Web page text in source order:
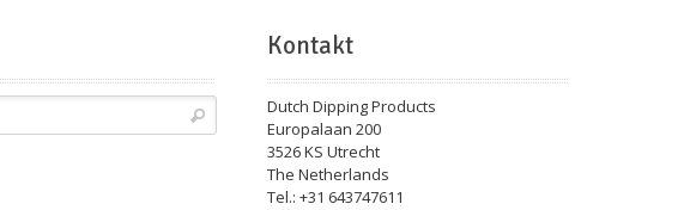
Kontakt
Dutch Dipping Products
Europalaan 200
3526 KS Utrecht
The Netherlands
Tel.: +31 643747611